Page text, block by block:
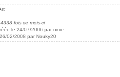
fois ce mois-ci
le 24/07/2006 par ninie
02/2008 par Nouky20